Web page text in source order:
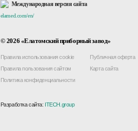
Международная версия сайта
elamed.com/en/
© 2026 «Елатомский приборный завод»
Правила использования cookie
Правила пользования сайтом
Политика конфиденциальности
Публичная оферта
Карта сайта
Разработка сайта: ITECH.group